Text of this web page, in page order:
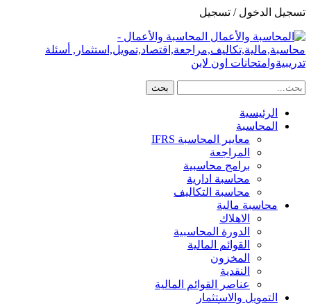
تسجيل الدخول / تسجيل
المحاسبة والأعمال -
محاسبة,مالية,تكاليف,مراجعة,اقتصاد,تمويل,استثمار, أسئلة
تدريبيةوامتحانات اون لابن
الرئيسية
المحاسبة
معايير المحاسبة IFRS
المراجعة
برامج محاسبية
محاسبة ادارية
محاسبة التكاليف
محاسبة مالية
الاهلاك
الدورة المحاسبية
القوائم المالية
المخزون
النقدية
عناصر القوائم المالية
التمويل والاستثمار